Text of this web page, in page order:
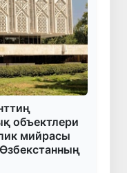
объектлери
мийрасы